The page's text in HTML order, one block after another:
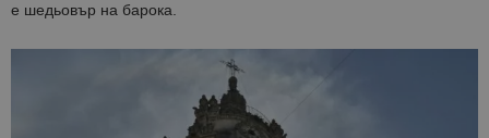
е шедьовър на барока.